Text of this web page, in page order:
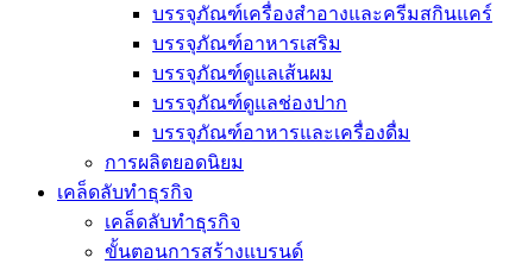
บรรจุภัณฑ์เครื่องสำอางและครีมสกินแคร์
บรรจุภัณฑ์อาหารเสริม
บรรจุภัณฑ์ดูแลเส้นผม
บรรจุภัณฑ์ดูแลช่องปาก
บรรจุภัณฑ์อาหารและเครื่องดื่ม
การผลิตยอดนิยม
เคล็ดลับทำธุรกิจ
เคล็ดลับทำธุรกิจ
ขั้นตอนการสร้างแบรนด์